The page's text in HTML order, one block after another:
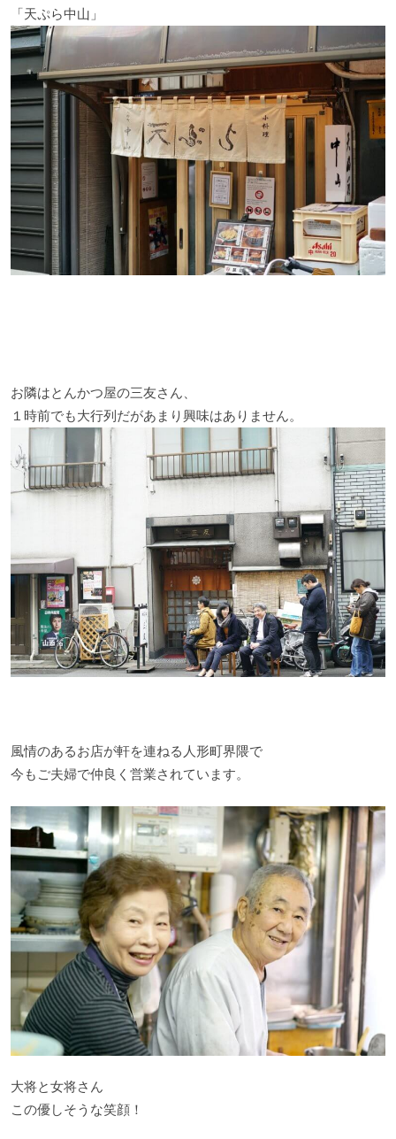
「天ぷら中山」
お隣はとんかつ屋の三友さん、
１時前でも大行列だがあまり興味はありません。
風情のあるお店が軒を連ねる人形町界隈で
今もご夫婦で仲良く営業されています。
大将と女将さん
この優しそうな笑顔！